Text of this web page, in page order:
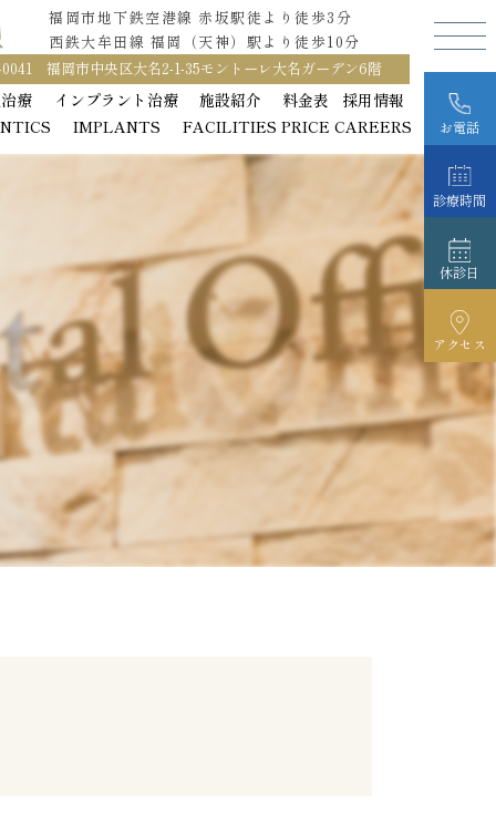
福岡市地下鉄空港線 赤坂駅徒より徒歩3分
西鉄大牟田線 福岡（天神）駅より徒歩10分
福岡市中央区大名2-1-35モントーレ大名ガーデン6階
療
インプラント治療
IMPLANTS
施設紹介
FACILITIES
料金表
PRICE
採用情報
CAREERS
福岡市地下鉄空港線 赤坂駅徒より徒歩3分
西鉄大牟田線 福岡（天神）駅より徒歩10分
福岡市中央区大名2-1-35モントーレ大名ガーデン6階
療
インプラント治療
IMPLANTS
施設紹介
FACILITIES
料金表
PRICE
採用情報
CAREERS
お電話
診療時間
休診日
アクセス